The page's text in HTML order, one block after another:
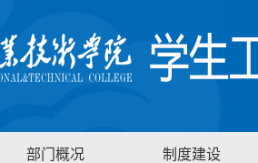
部门概况 制度建设